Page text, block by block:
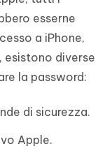
esserne
a iPhone,
esistono diverse
la password:
di sicurezza.
Apple.